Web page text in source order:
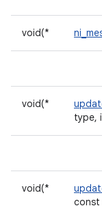
void(*
void(*
type,
void(*
const